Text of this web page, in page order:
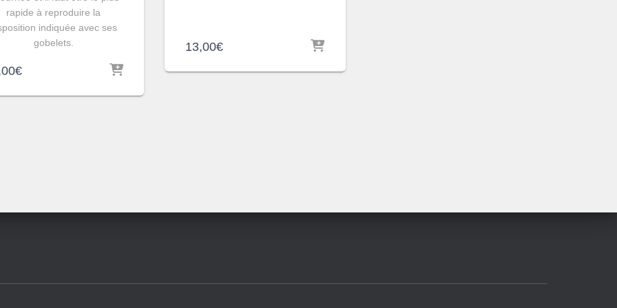
rapide à reproduire la
indiquée avec ses
gobelets.
€
13,00€